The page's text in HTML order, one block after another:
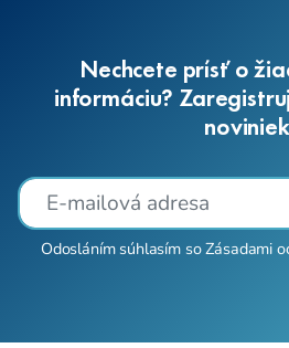
Nechcete prísť o
informáciu?
noviniek
Odosláním súhlasím soZásadami